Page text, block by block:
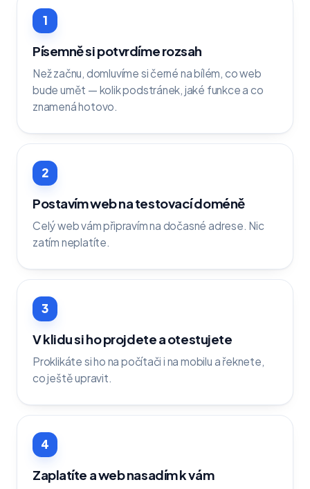
1
Písemně si potvrdíme rozsah
Než začnu, domluvíme si černé na bílém, co web
bude umět — kolik podstránek, jaké funkce a co
znamená hotovo.
2
Postavím web na testovací doméně
Celý web vám připravím na dočasné adrese. Nic
zatím neplatíte.
3
V klidu si ho projdete a otestujete
Proklikáte si ho na počítači i na mobilu a řeknete,
co ještě upravit.
4
Zaplatíte a web nasadím k vám